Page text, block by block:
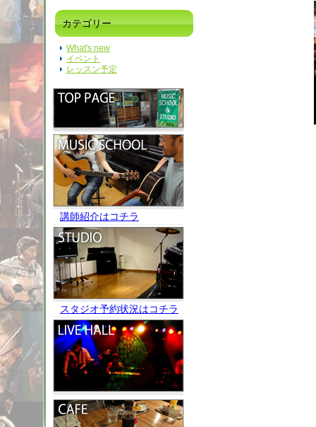
カテゴリー
What's new
イベント
レッスン予定
講師紹介はコチラ
スタジオ予約状況はコチラ